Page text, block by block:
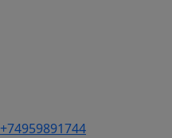
+74959891744
ТЕХЭКСПЕРТ российский